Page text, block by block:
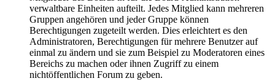
verwaltbare Einheiten aufteilt. Jedes Mitglied kann mehreren
Gruppen angehören und jeder Gruppe können
Berechtigungen zugeteilt werden. Dies erleichtert es den
Administratoren, Berechtigungen für mehrere Benutzer auf
einmal zu ändern und sie zum Beispiel zu Moderatoren eines
Bereichs zu machen oder ihnen Zugriff zu einem
nichtöffentlichen Forum zu geben.